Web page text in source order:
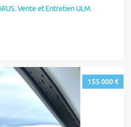
Vente et Entretien ULM.
155 000 €